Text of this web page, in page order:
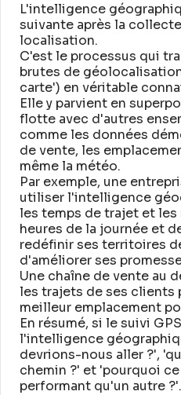
L'intelligence
suivante après la
localisation.
C'est le processus qui
brutes de
carte') en véritable
Elle y parvient en
flotte avec d'autres
comme les données
de vente, les
même la météo.
Par exemple, une
utiliser l'intelligence
les temps de trajet et
heures de la journée et
redéfinir ses territoires
d'améliorer ses
Une chaîne de vente au
les trajets de ses clients
meilleur emplacement
En résumé, si le suivi
l'intelligence
devrions-nous aller ?',
chemin ?' et 'pourquoi
performant qu'un autre ?'.